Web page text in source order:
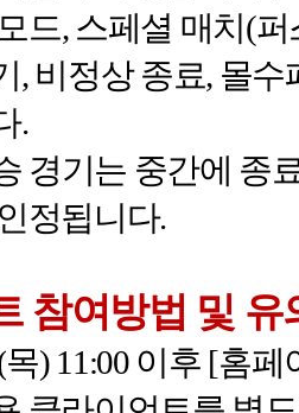
드, 스페셜 매치(퍼
, 비정상 종료, 몰수
.
경기는 중간에 종
정됩니다.
참여방법 및 유
목) 11:00 이후 [홈페